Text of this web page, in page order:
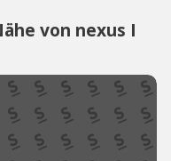
von nexus I